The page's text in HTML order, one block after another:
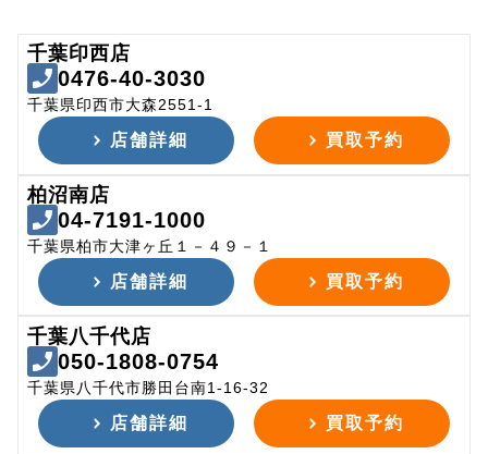
千葉印西店
0476-40-3030
千葉県印西市大森2551-1
店舗詳細 買取予約
柏沼南店
04-7191-1000
千葉県柏市大津ヶ丘１－４９－１
店舗詳細 買取予約
千葉八千代店
050-1808-0754
千葉県八千代市勝田台南1-16-32
店舗詳細 買取予約